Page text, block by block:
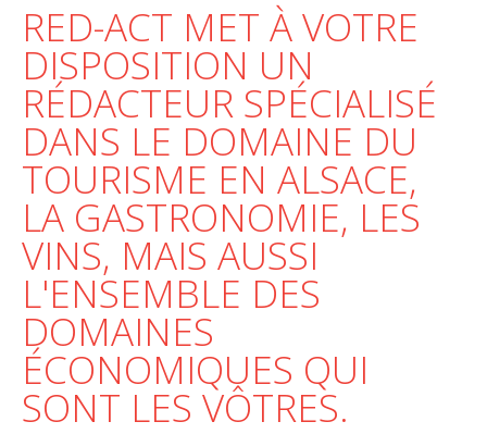
RED-ACT MET À VOTRE
DISPOSITION UN
RÉDACTEUR SPÉCIALISÉ
DANS LE DOMAINE DU
TOURISME EN ALSACE,
LA GASTRONOMIE, LES
VINS, MAIS AUSSI
L'ENSEMBLE DES
DOMAINES
ÉCONOMIQUES QUI
SONT LES VÔTRES.